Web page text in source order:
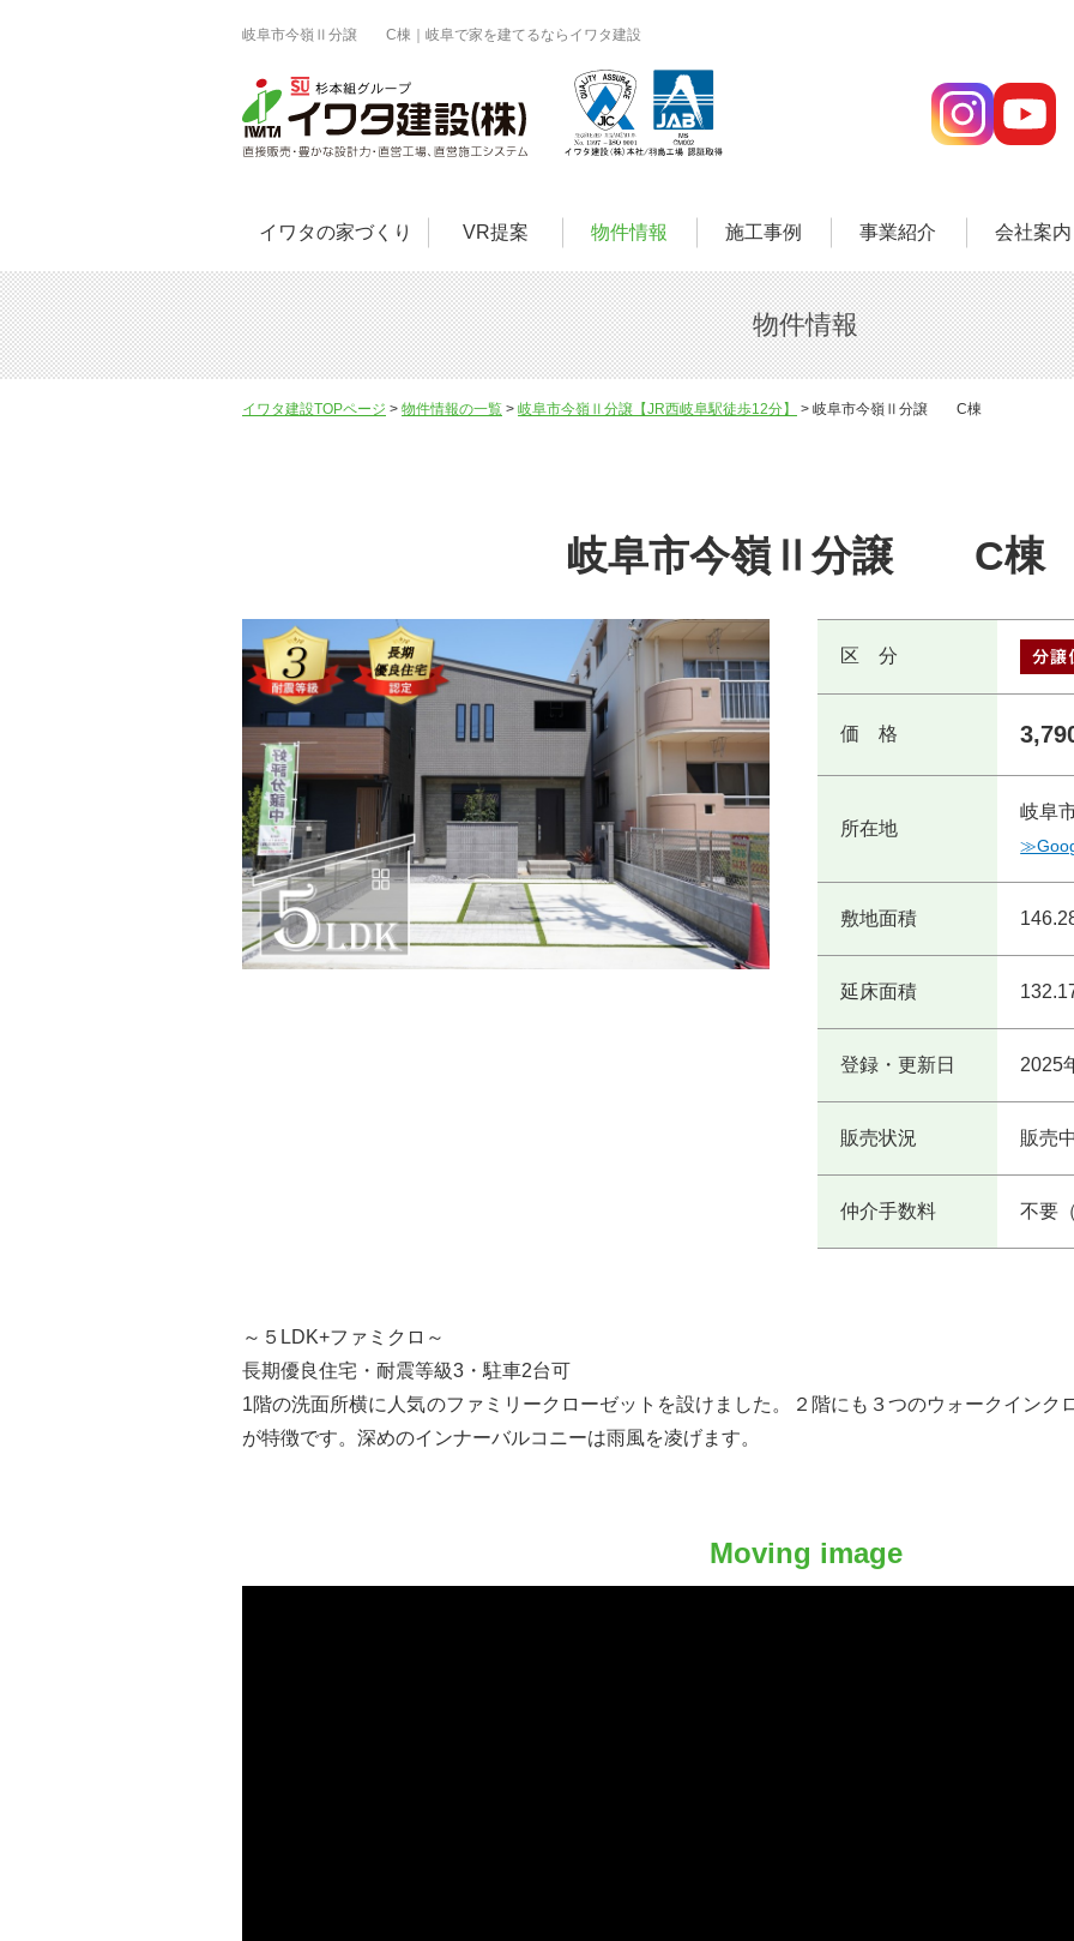
岐阜市今嶺Ⅱ分譲 C棟｜岐阜で家を建てるならイワタ建設
イワタの家づくり VR提案 物件情報 施工事例 事業紹介 会社案内
物件情報
イワタ建設TOPページ 物件情報の一覧 岐阜市今嶺Ⅱ分譲【JR西岐阜駅徒歩12分】 岐阜市今嶺Ⅱ分譲 C棟
岐阜市今嶺Ⅱ分譲 C棟
区 分
価 格
所在地
岐阜
敷地面積
延床面積
登録・更新日 2025
販売状況 販売
仲介手数料 不要
～５LDK+ファミクロ～
長期優良住宅・耐震等級3・駐車2台可
1階の洗面所横に人気のファミリークローゼットを設けました。２階にも３つのウォークインク
が特徴です。深めのインナーバルコニーは雨風を凌げます。
Moving image